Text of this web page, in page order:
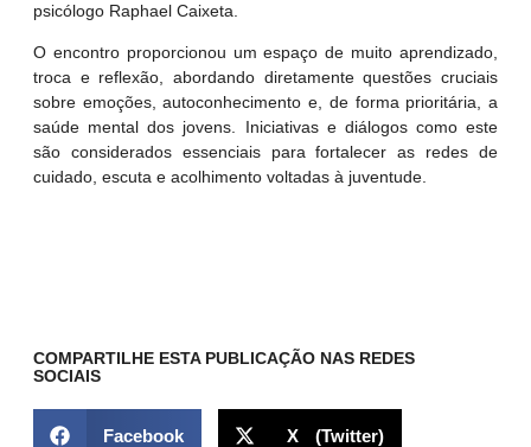
psicólogo Raphael Caixeta
O encontro proporcionou um espaço de muito aprendizado,
troca e reflexão, abordando diretamente questões cruciais
sobre emoções, autoconhecimento e, de forma prioritária, a
saúde mental dos jovens. Iniciativas e diálogos como este
são considerados essenciais para fortalecer as redes de
cuidado, escuta e acolhimento voltadas à juventude.
COMPARTILHE ESTA PUBLICAÇÃO NAS REDES
SOCIAIS
Facebook X (Twitter)